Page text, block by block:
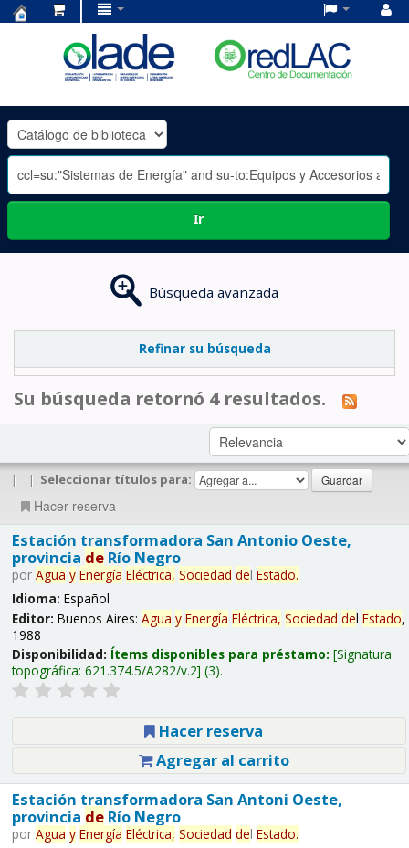
OLADE
-
Ir
Búsqueda avanzada
Refinar su búsqueda
Su búsqueda retornó 4 resultados.
| | Seleccionar títulos para:
Hacer reserva
Estación transformadora San Antonio Oeste,
provincia deRío Negro
por Agua y Energía Eléctrica, Sociedad del Estado.
Idioma: Español
Editor: Buenos Aires: Agua y Energía Eléctrica, Sociedad del Estado,
1988
Disponibilidad: Ítems disponibles para préstamo: Signatura
topográfica: 621.374.5/A282/v.2 (3).
Hacer reserva
Agregar al carrito
Estación transformadora San Antoni Oeste,
provincia deRío Negro
por Agua y Energía Eléctrica, Sociedad del Estado.